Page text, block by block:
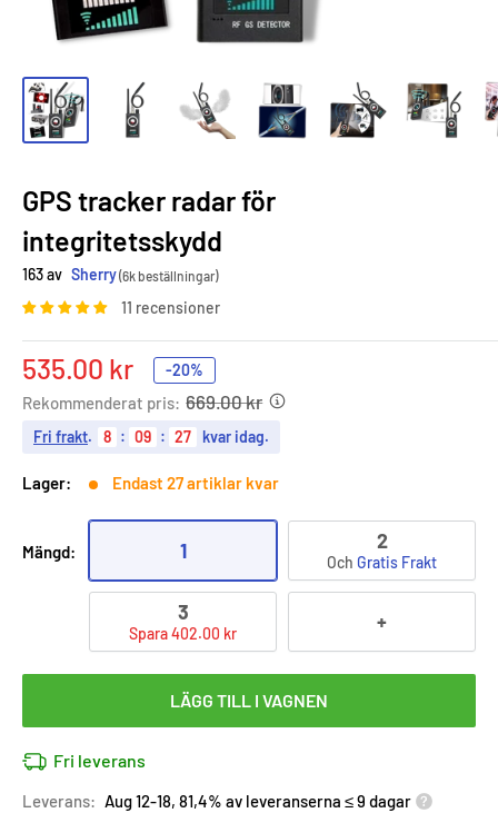
GPS tracker radar för
integritetsskydd
163 av Sherry(6k beställningar)
11 recensioner
Sale
price
535.00 kr -20%
Rekommenderat pris: 669.00 kr
Fri frakt. 8 : 09 : 26 kvar idag.
Lager: Endast 27 artiklar kvar
Mängd: 1 2
Och Gratis Frakt
3
Spara 402.00 kr +
LÄGG TILL I VAGNEN
Fri leverans
Leverans: Aug 12-18, 81,4% av leveranserna ≤ 9 dagar